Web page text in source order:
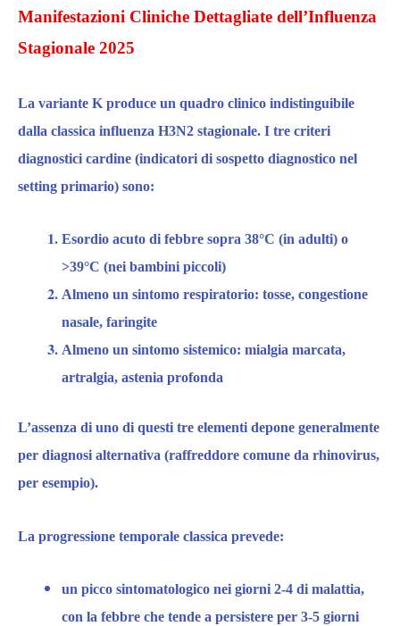
Manifestazioni Cliniche Dettagliate dell’Influenza
Stagionale 2025
La variante K produce un quadro clinico indistinguibile
dalla classica influenza H3N2 stagionale. I tre criteri
diagnostici cardine (indicatori di sospetto diagnostico nel
setting primario) sono:​
Esordio acuto di febbre sopra 38°C (in adulti) o
>39°C (nei bambini piccoli)
Almeno un sintomo respiratorio: tosse, congestione
nasale, faringite
Almeno un sintomo sistemico: mialgia marcata,
artralgia, astenia profonda
L’assenza di uno di questi tre elementi depone generalmente
per diagnosi alternativa (raffreddore comune da rhinovirus,
per esempio).​
La progressione temporale classica prevede:
un picco sintomatologiconei giorni 2-4 di malattia,
con la febbre che tende a persistere per 3-5 giorni